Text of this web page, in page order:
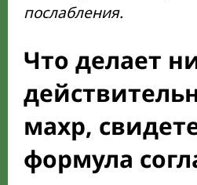
послабления.
Что делает
махр,
формула